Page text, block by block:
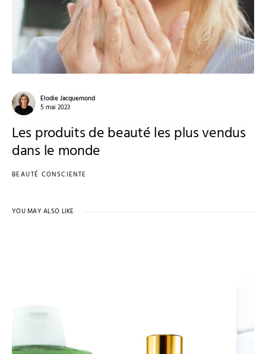
Elodie Jacquemond
5 mai 2023
Les produits de beauté les plus vendus
dans le monde
BEAUTÉ CONSCIENTE
YOU MAY ALSO LIKE